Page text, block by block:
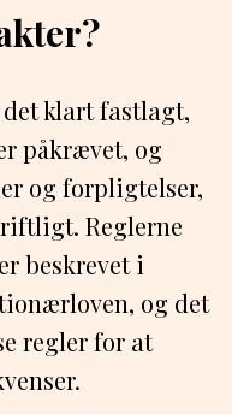
klart fastlagt,
påkrævet, og
og forpligtelser,
Reglerne
beskrevet i
og det
regler for at